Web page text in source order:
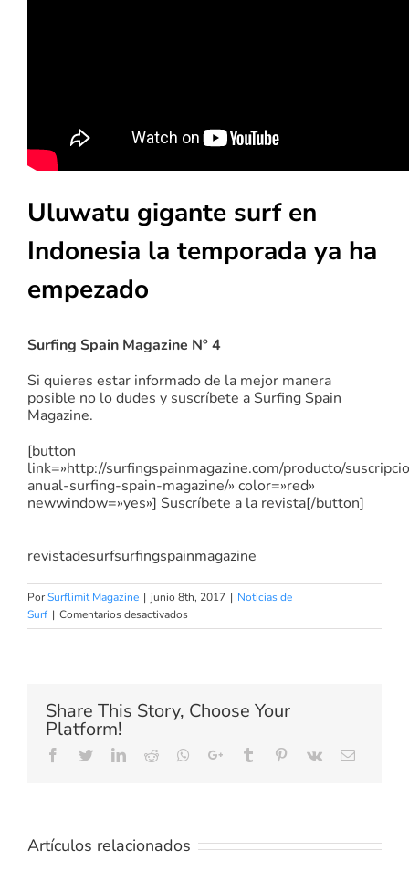
Uluwatu gigante surf en
Indonesia la temporada ya ha
empezado
Surfing Spain Magazine Nº 4
Si quieres estar informado de la mejor manera
posible no lo dudes y suscríbete a Surfing Spain
Magazine.
[button
link=»http://surfingspainmagazine.com/producto/
anual-surfing-spain-magazine/» color=»red»
newwindow=»yes»] Suscríbete a la revista[/button]
revistadesurfsurfingspainmagazine
PorSurflimit Magazine | junio 8th, 2017 | Noticias de
Surf | Comentarios desactivadosen
Uluwatu
Indonesia
la
ya
Share This Story, Choose Your
Platform!
Facebook
TwitterLinkedIn
Reddit Whatsapp
Google+Tumblr Pinterest
Vk Email
Artículos relacionados